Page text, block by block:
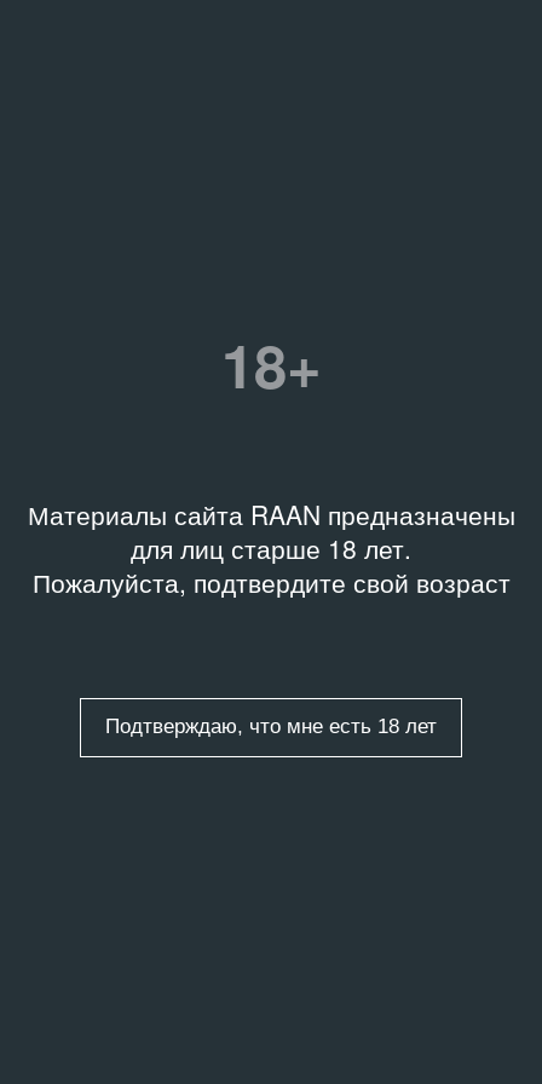
18+
Материалы сайта RAAN предназначены
для лиц старше 18 лет.
Пожалуйста, подтвердите свой возраст
Подтверждаю, что мне есть 18 лет